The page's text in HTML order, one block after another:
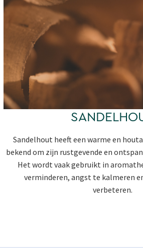
Sandelhout heeft een warme en
bekend om zijn rustgevende en
Het wordt vaak gebruikt in
verminderen, angst te kalmeren
verbeteren.